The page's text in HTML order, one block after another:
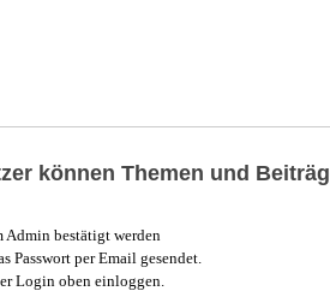
können Themen und
Admin bestätigt werden
Passwort per Email gesendet.
Login oben einloggen.